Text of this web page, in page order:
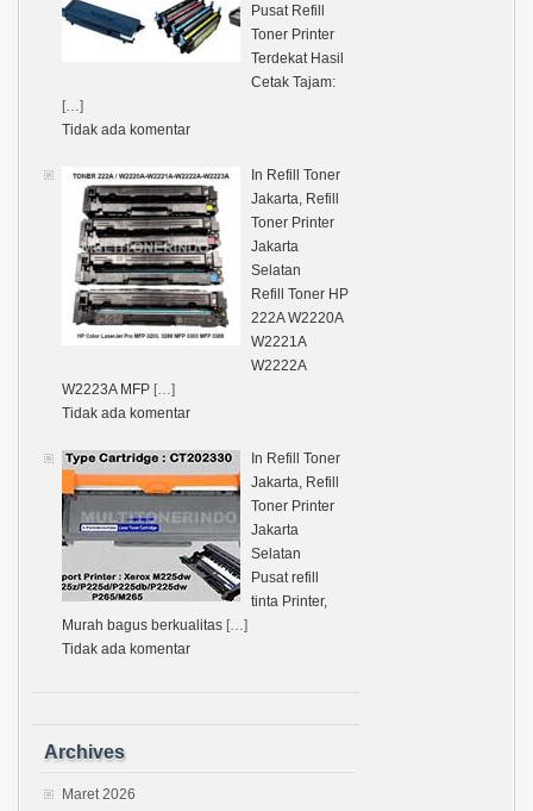
Pusat Refill
Toner Printer
Terdekat Hasil
Cetak Tajam:
[…]
Tidak ada komentar
In Refill Toner
Jakarta, Refill
Toner Printer
Jakarta
Selatan
Refill Toner HP
222A W2220A
W2221A
W2222A
W2223A MFP […]
Tidak ada komentar
In Refill Toner
Jakarta, Refill
Toner Printer
Jakarta
Selatan
Pusat refill
tinta Printer,
Murah bagus berkualitas […]
Tidak ada komentar
Archives
Maret 2026